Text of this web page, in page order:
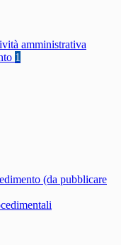
amministrativa
1
(da pubblicare